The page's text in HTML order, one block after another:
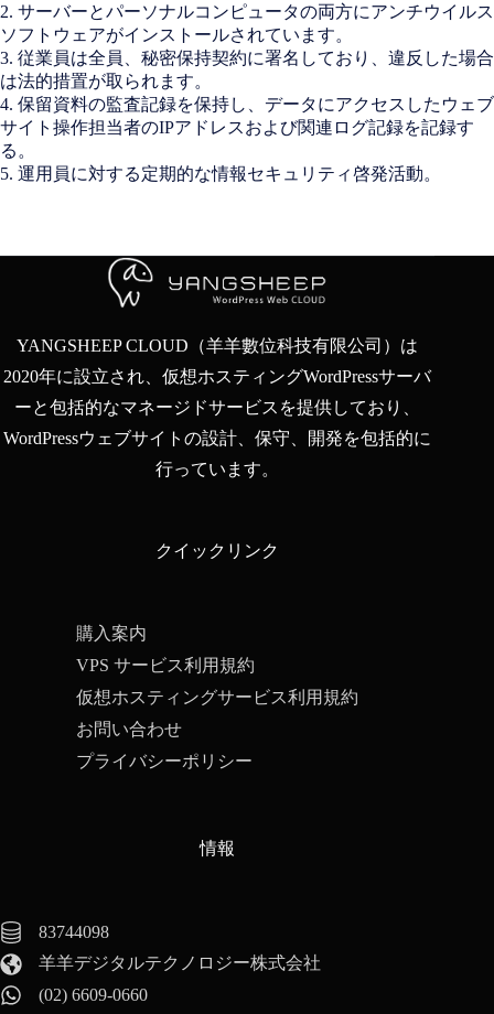
2. サーバーとパーソナルコンピュータの両方にアンチウイルス
ソフトウェアがインストールされています。
3. 従業員は全員、秘密保持契約に署名しており、違反した場合
は法的措置が取られます。
4. 保留資料の監査記録を保持し、データにアクセスしたウェブ
サイト操作担当者のIPアドレスおよび関連ログ記録を記録す
る。
5. 運用員に対する定期的な情報セキュリティ啓発活動。
YANGSHEEP CLOUD（羊羊數位科技有限公司）は
2020年に設立され、仮想ホスティングWordPressサーバ
ーと包括的なマネージドサービスを提供しており、
WordPressウェブサイトの設計、保守、開発を包括的に
行っています。
クイックリンク
購入案内
VPS サービス利用規約
仮想ホスティングサービス利用規約
お問い合わせ
プライバシーポリシー
情報
83744098
羊羊デジタルテクノロジー株式会社
(02) 6609-0660